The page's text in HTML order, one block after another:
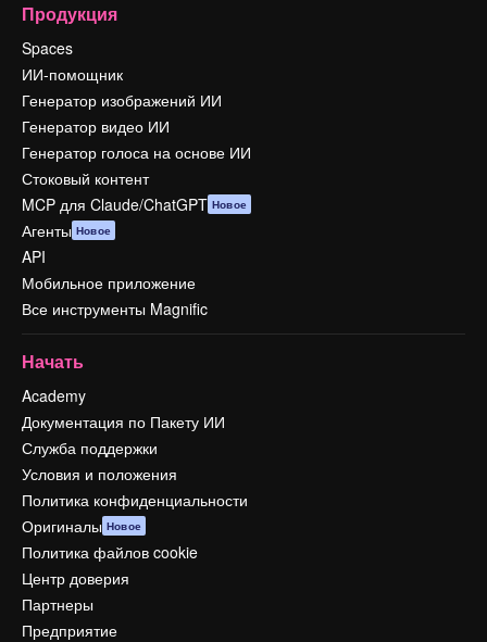
Продукция
Spaces
ИИ-помощник
Генератор изображений ИИ
Генератор видео ИИ
Генератор голоса на основе ИИ
Стоковый контент
MCP для Claude/ChatGPT Новое
Агенты Новое
API
Мобильное приложение
Все инструменты Magnific
Начать
Academy
Документация по Пакету ИИ
Служба поддержки
Условия и положения
Политика конфиденциальности
Оригиналы Новое
Политика файлов cookie
Центр доверия
Партнеры
Предприятие